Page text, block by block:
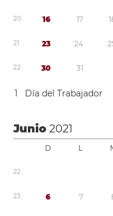
20 16 17 1
21 23 24 2
22 30 31
1 Día del Trabajador
Junio2021
D L
22
23 6 7